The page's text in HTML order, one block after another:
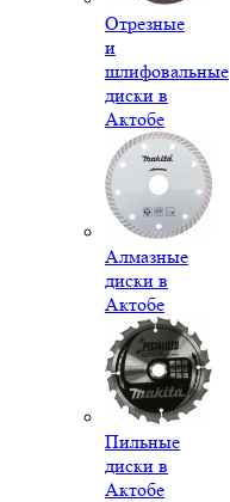
Отрезные
и
шлифовальные
диски в
Актобе
Алмазные
диски в
Актобе
Пильные
диски в
Актобе